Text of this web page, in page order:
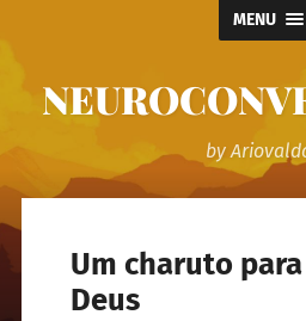
MENU
by
Um charuto
Deus